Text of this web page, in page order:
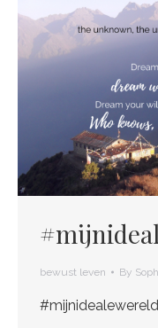
bewust leven By